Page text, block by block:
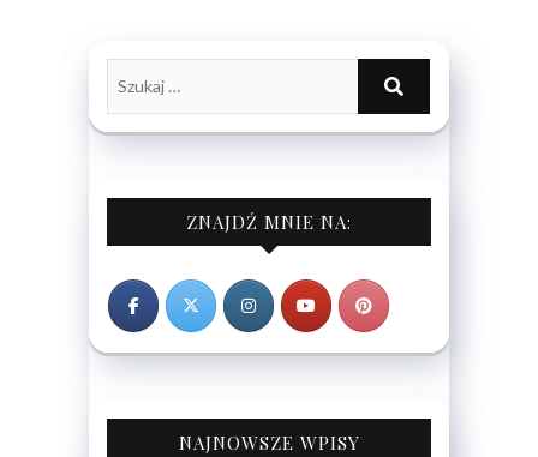
Szukaj
ZNAJDŹ MNIE NA:
NAJNOWSZE WPISY